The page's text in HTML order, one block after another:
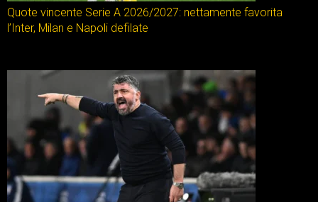
Quote vincente Serie A 2026/2027: nettamente favorita
l’Inter, Milan e Napoli defilate